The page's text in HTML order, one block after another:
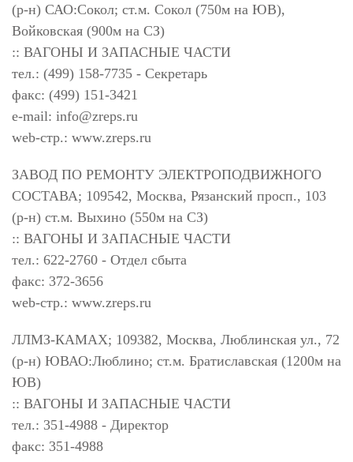
(р-н) САО:Сокол; ст.м. Сокол (750м на ЮВ),
Войковская (900м на СЗ)
:: ВАГОНЫ И ЗАПАСНЫЕ ЧАСТИ
тел.: (499) 158-7735 - Секретарь
факс: (499) 151-3421
e-mail: info@zreps.ru
web-стр.: www.zreps.ru
ЗАВОД ПО РЕМОНТУ ЭЛЕКТРОПОДВИЖНОГО
СОСТАВА; 109542, Москва, Рязанский просп., 103
(р-н) ст.м. Выхино (550м на СЗ)
:: ВАГОНЫ И ЗАПАСНЫЕ ЧАСТИ
тел.: 622-2760 - Отдел сбыта
факс: 372-3656
web-стр.: www.zreps.ru
ЛЛМЗ-КАМАХ; 109382, Москва, Люблинская ул., 72
(р-н) ЮВАО:Люблино; ст.м. Братиславская (1200м на
ЮВ)
:: ВАГОНЫ И ЗАПАСНЫЕ ЧАСТИ
тел.: 351-4988 - Директор
факс: 351-4988